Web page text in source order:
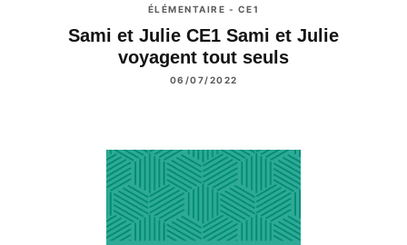
ÉLÉMENTAIRE - CE1
Sami et Julie CE1 Sami et Julie
voyagent tout seuls
06/07/2022